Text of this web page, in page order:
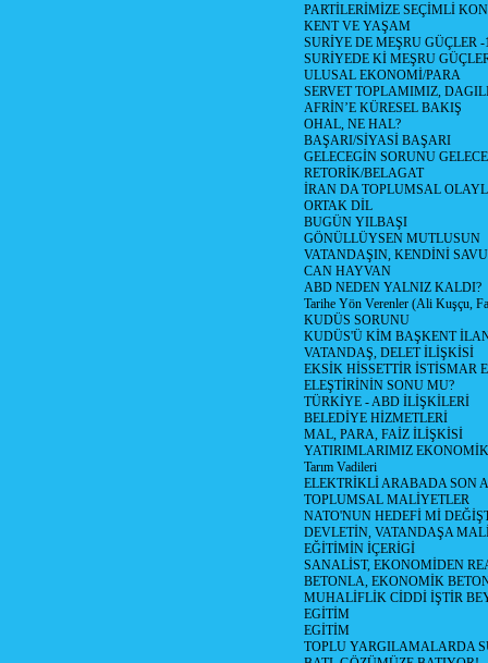
PARTİLERİMİZE SEÇİMLİ
KENT VE YAŞAM
SURİYE DE MEŞRU GÜÇLER -
SURİYEDE Kİ MEŞRU
ULUSAL EKONOMİ/PARA
SERVET TOPLAMIMIZ,
AFRİN’E KÜRESEL BAKIŞ
OHAL, NE HAL?
BAŞARI/SİYASİ BAŞARI
GELECEGİN SORUNU
RETORİK/BELAGAT
İRAN DA TOPLUMSAL
ORTAK DİL
BUGÜN YILBAŞI
GÖNÜLLÜYSEN MUTLUSUN
VATANDAŞIN, KENDİNİ
CAN HAYVAN
ABD NEDEN YALNIZ KALDI?
Tarihe Yön Verenler (Ali Kuşçu,
KUDÜS SORUNU
KUDÜS'Ü KİM BAŞKENT
VATANDAŞ, DELET İLİŞKİSİ
EKSİK HİSSETTİR İSTİSMAR
ELEŞTİRİNİN SONU MU?
TÜRKİYE - ABD İLİŞKİLERİ
BELEDİYE HİZMETLERİ
MAL, PARA, FAİZ İLİŞKİSİ
YATIRIMLARIMIZ
Tarım Vadileri
ELEKTRİKLİ ARABADA SON
TOPLUMSAL MALİYETLER
NATO'NUN HEDEFİ Mİ
DEVLETİN, VATANDAŞA
EĞİTİMİN İÇERİGİ
SANALİST, EKONOMİDEN
BETONLA, EKONOMİK
MUHALİFLİK CİDDİ İŞTİR
EGİTİM
EGİTİM
TOPLU YARGILAMALARDA